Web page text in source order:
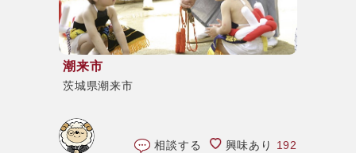
潮来市
茨城県潮来市
相談する 興味あり 192